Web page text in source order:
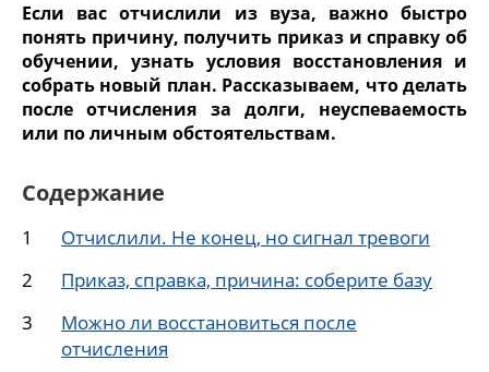
Если вас отчислили из вуза, важно быстро
понять причину, получить приказ и справку об
обучении, узнать условия восстановления и
собрать новый план. Рассказываем, что делать
после отчисления за долги, неуспеваемость
или по личным обстоятельствам.
Содержание
Отчислили. Не конец, но сигнал тревоги
Приказ, справка, причина: соберите базу
Можно ли восстановиться после
отчисления